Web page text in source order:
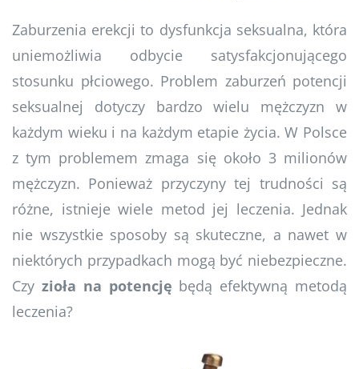
Zaburzenia erekcji to dysfunkcja seksualna, która
uniemożliwia odbycie satysfakcjonującego
stosunku płciowego. Problem zaburzeń potencji
seksualnej dotyczy bardzo wielu mężczyzn w
każdym wieku i na każdym etapie życia. W Polsce
z tym problemem zmaga się około 3 milionów
mężczyzn. Ponieważ przyczyny tej trudności są
różne, istnieje wiele metod jej leczenia. Jednak
nie wszystkie sposoby są skuteczne, a nawet w
niektórych przypadkach mogą być niebezpieczne.
Czy zioła na potencję będą efektywną metodą
leczenia?